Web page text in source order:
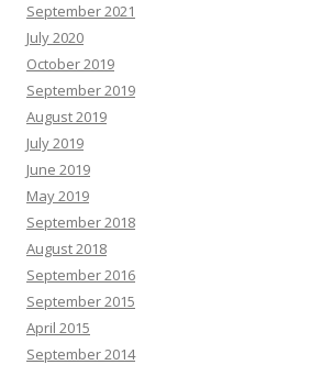
September 2021
July 2020
October 2019
September 2019
August 2019
July 2019
June 2019
May 2019
September 2018
August 2018
September 2016
September 2015
April 2015
September 2014